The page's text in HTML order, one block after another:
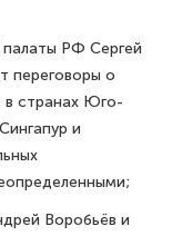
РФ Сергей
переговоры о
в странах Юго-
и
Воробьёв и